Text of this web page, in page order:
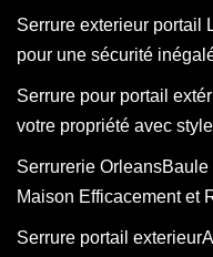
Serrure exterieur portail
pour une sécurité
Serrure pour portail
votre propriété avec
Serrurerie
Maison Efficacement et
Serrure portail